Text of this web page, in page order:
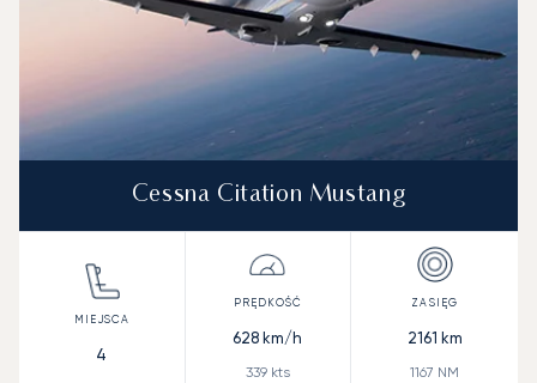
Cessna Citation Mustang
4
628 km/h
339kts
2161 km
1167 NM